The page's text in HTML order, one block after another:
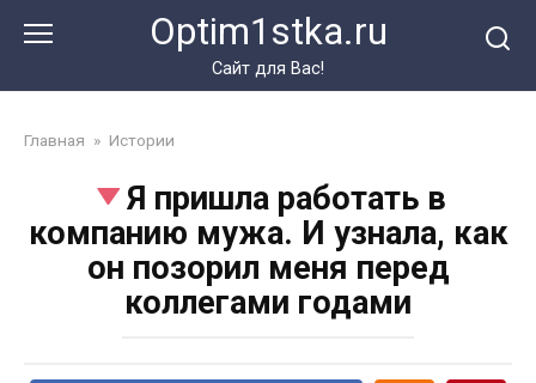
Optim1stka.ru
Сайт для Вас!
Главная » Истории
Я пришла работать в
компанию мужа. И узнала, как
он позорил меня перед
коллегами годами